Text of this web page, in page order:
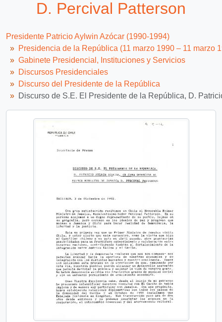
D. Percival Patterson
Presidente Patricio Aylwin Azócar (1990-1994)
Presidencia de la República (11 marzo 1990 – 11 marzo
Gabinete Presidencial, Instituciones y Servicios
Discursos Presidenciales
Discurso del Presidente de la República
Discurso de S.E. El Presidente de la República, D.